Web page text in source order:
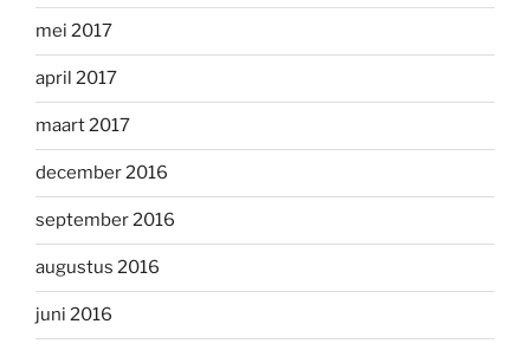
mei 2017
april 2017
maart 2017
december 2016
september 2016
augustus 2016
juni 2016